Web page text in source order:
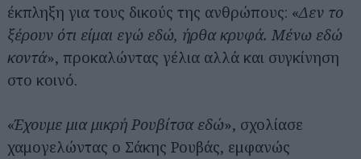
έκπληξη για τους δικούς της ανθρώπους: «Δεν το
ξέρουν ότι είμαι εγώ εδώ, ήρθα κρυφά. Μένω εδώ
κοντά», προκαλώντας γέλια αλλά και συγκίνηση
στο κοινό.
«Έχουμε μια μικρή Ρουβίτσα εδώ», σχολίασε
χαμογελώντας ο Σάκης Ρουβάς, εμφανώς